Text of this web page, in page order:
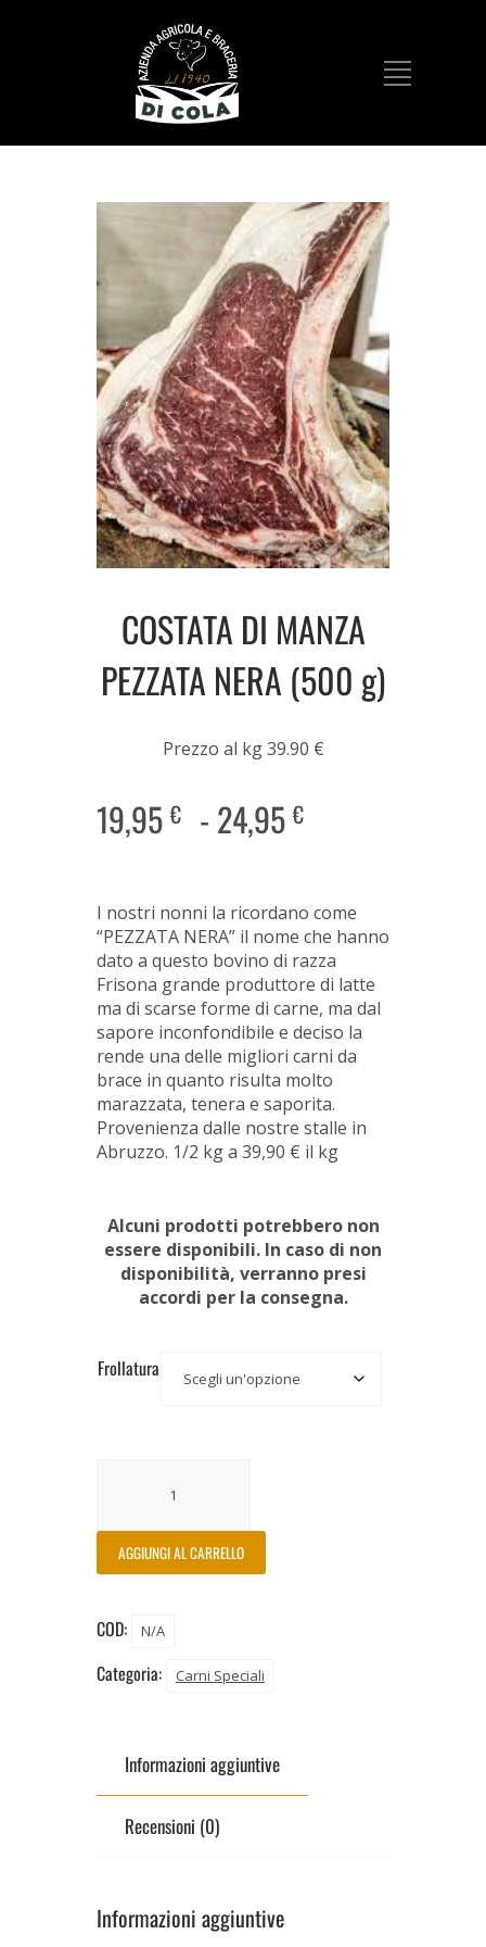
COSTATA DI MANZA
PEZZATA NERA (500 g)
Prezzo al kg 39.90 €
19,95€ - 24,95€
I nostri nonni la ricordano come
“PEZZATA NERA” il nome che hanno
dato a questo bovino di razza
Frisona grande produttore di latte
ma di scarse forme di carne, ma dal
sapore inconfondibile e deciso la
rende una delle migliori carni da
brace in quanto risulta molto
marazzata, tenera e saporita.
Provenienza dalle nostre stalle in
Abruzzo. 1/2 kg a 39,90 € il kg
Alcuni prodotti potrebbero non
essere disponibili. In caso di non
disponibilità, verranno presi
accordi per la consegna.
Frollatura
AGGIUNGI AL CARRELLO
COD: N/A
Categoria: Carni Speciali
Informazioni aggiuntive
Recensioni (0)
Informazioni aggiuntive